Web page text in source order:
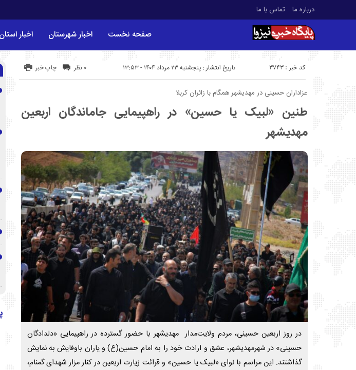
درباره ما تماس با ما
صفحه نخست اخبار شهرستان اخبار استان
تاریخ انتشار : پنجشنبه ۲۳ مرداد ۱۴۰۴ - ۱۳:۵۳ کد خبر : 3743 چاپ خبر ۰ نظر
عزاداران حسینی در مهدیشهر همگام با زائران کربلا
طنین «لبیک یا حسین» در راهپیمایی جاماندگان اربعین
مهدیشهر
در روز اربعین حسینی، مردم ولایت‌مدار مهدیشهر با حضور گسترده در راهپیمایی «دلدادگان
حسینی» در شهرمهدیشهر، عشق و ارادت خود را به امام حسین(ع) و یاران باوفایش به نمایش
گذاشتند. این مراسم با نوای «لبیک یا حسین» و قرائت زیارت اربعین در کنار مزار شهدای گمنام،